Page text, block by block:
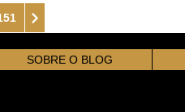
SOBRE O BLOG